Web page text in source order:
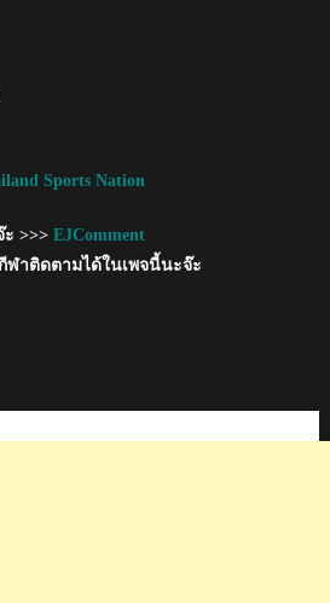
Sports Nation
>>> EJComment
ฬาติดตามได้ในเพจนี้นะจ๊ะ